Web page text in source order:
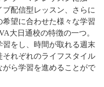
配信型レッスン、さらに
望に合わせた様々な学習
大日通校の特徴の一つ。
習をし、時間が取れる週末
れぞれのライフスタイル
ら学習を進めることがで